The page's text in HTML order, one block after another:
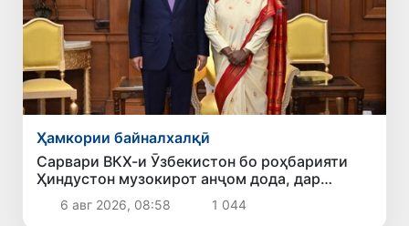
Ҳамкории байналхалқӣ
Сарвари ВКХ-и Ӯзбекистон бо роҳбарияти
Ҳиндустон музокирот анҷом дода, дар
Форуми соҳибкории Ӯзбекистону Ҳиндустон
иштирок кард
6 авг 2026, 08:58 1 044